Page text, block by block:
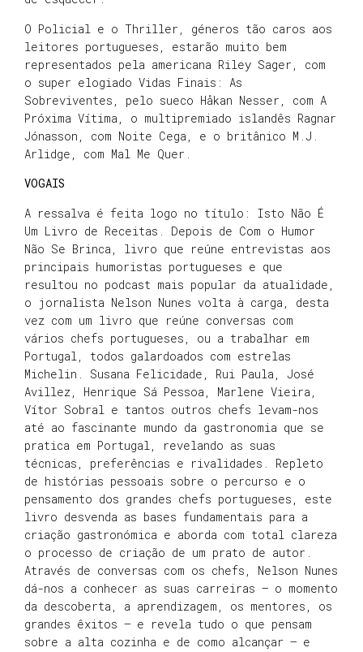
O Policial e o Thriller, géneros tão caros aos
leitores portugueses, estarão muito bem
representados pela americana Riley Sager, com
o super elogiado Vidas Finais: As
Sobreviventes, pelo sueco Håkan Nesser, com A
Próxima Vítima, o multipremiado islandês Ragnar
Jónasson, com Noite Cega, e o britânico M.J.
Arlidge, com Mal Me Quer.
VOGAIS
A ressalva é feita logo no título: Isto Não É
Um Livro de Receitas. Depois de Com o Humor
Não Se Brinca, livro que reúne entrevistas aos
principais humoristas portugueses e que
resultou no podcast mais popular da atualidade,
o jornalista Nelson Nunes volta à carga, desta
vez com um livro que reúne conversas com
vários chefs portugueses, ou a trabalhar em
Portugal, todos galardoados com estrelas
Michelin. Susana Felicidade, Rui Paula, José
Avillez, Henrique Sá Pessoa, Marlene Vieira,
Vítor Sobral e tantos outros chefs levam-nos
até ao fascinante mundo da gastronomia que se
pratica em Portugal, revelando as suas
técnicas, preferências e rivalidades. Repleto
de histórias pessoais sobre o percurso e o
pensamento dos grandes chefs portugueses, este
livro desvenda as bases fundamentais para a
criação gastronómica e aborda com total clareza
o processo de criação de um prato de autor.
Através de conversas com os chefs, Nelson Nunes
dá-nos a conhecer as suas carreiras — o momento
da descoberta, a aprendizagem, os mentores, os
grandes êxitos — e revela tudo o que pensam
sobre a alta cozinha e de como alcançar — e